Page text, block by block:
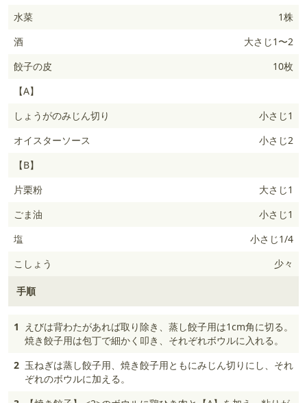
水菜
1株
酒
大さじ1〜2
餃子の皮
10枚
【A】
しょうがのみじん切り
小さじ1
オイスターソース
小さじ2
【B】
片栗粉
大さじ1
ごま油
小さじ1
塩
小さじ1/4
こしょう
少々
手順
1
えびは背わたがあれば取り除き、蒸し餃子用は1cm角に切る。
焼き餃子用は包丁で細かく叩き、それぞれボウルに入れる。
2 玉ねぎは蒸し餃子用、焼き餃子用ともにみじん切りにし、それ
ぞれのボウルに加える。